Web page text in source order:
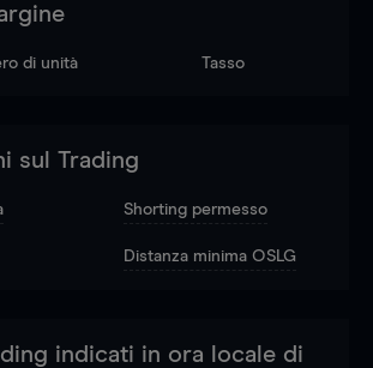
di unità Tasso
sul Trading
Shorting permesso
Distanza minima OSLG
indicati in ora locale di